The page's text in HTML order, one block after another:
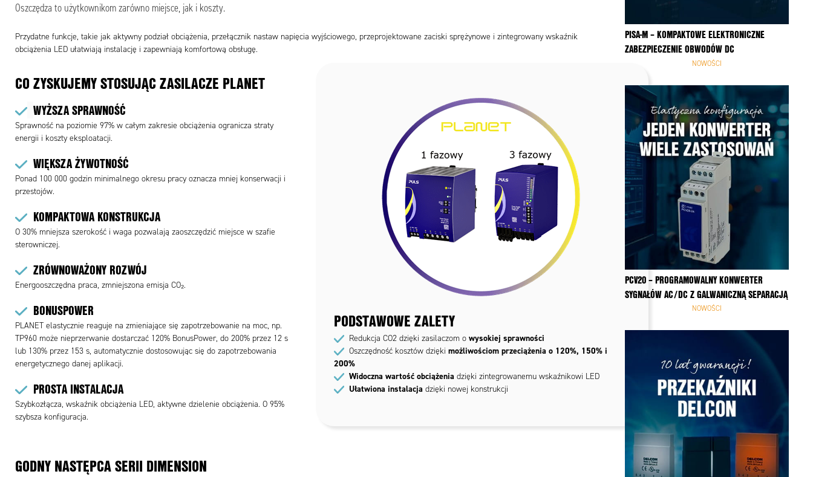
Oszczędza to użytkownikom zarówno miejsce, jak i koszty.
Przydatne funkcje, takie jak aktywny podział obciążenia, przełącznik nastaw napięcia wyjściowego, przeprojektowane zaciski sprężynowe i zintegrowany wskaźnik
obciążenia LED ułatwiają instalację i zapewniają komfortową obsługę.
CO ZYSKUJEMY STOSUJĄC ZASILACZE PLANET
WYŻSZA SPRAWNOŚĆ
Sprawność na poziomie 97% w całym zakresie obciążenia ogranicza straty
energii i koszty eksploatacji.
WIĘKSZA ŻYWOTNOŚĆ
Ponad 100 000 godzin minimalnego okresu pracy oznacza mniej konserwacji i
przestojów.
KOMPAKTOWA KONSTRUKCJA
O 30% mniejsza szerokość i waga pozwalają zaoszczędzić miejsce w szafie
sterowniczej.
ZRÓWNOWAŻONY ROZWÓJ
Energooszczędna praca, zmniejszona emisja CO₂.
BONUSPOWER
PLANET elastycznie reaguje na zmieniające się zapotrzebowanie na moc, np.
TP960 może nieprzerwanie dostarczać 120% BonusPower, do 200% przez 12 s
lub 130% przez 153 s, automatycznie dostosowując się do zapotrzebowania
energetycznego danej aplikacji.
PROSTA INSTALACJA
Szybkozłącza, wskaźnik obciążenia LED, aktywne dzielenie obciążenia. O 95%
szybsza konfiguracja.
PODSTAWOWE ZALETY
Redukcja CO2 dzięki zasilaczom o wysokiej sprawności
Oszczędność kosztów dzięki możliwościom przeciążenia o 120%, 150% i
200%
Widoczna wartość obciążenia dzięki zintegrowanemu wskaźnikowi LED
Ułatwiona instalacja dzięki nowej konstrukcji
GODNY NASTĘPCA SERII DIMENSION
PISA-M – KOMPAKTOWE ELEKTRONICZNE
ZABEZPIECZENIE OBWODÓW DC
NOWOŚCI
PCV20 – PROGRAMOWALNY KONWERTER
SYGNAŁÓW AC/DC Z GALWANICZNĄ SEPARACJĄ
NOWOŚCI